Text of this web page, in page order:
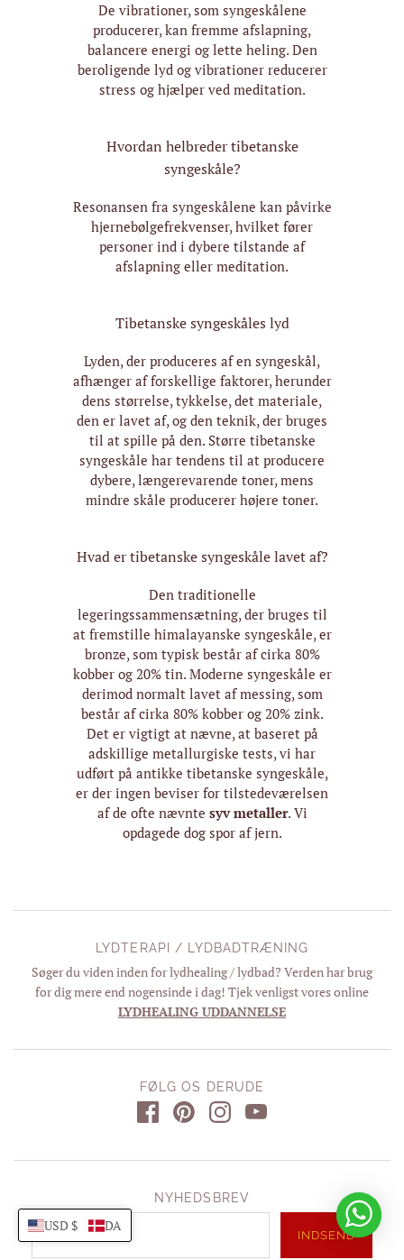
USD $ DA
De vibrationer, som syngeskålene
producerer, kan fremme afslapning,
balancere energi og lette heling. Den
beroligende lyd og vibrationer reducerer
stress og hjælper ved meditation.
Hvordan helbreder tibetanske
syngeskåle?
Resonansen fra syngeskålene kan påvirke
hjernebølgefrekvenser, hvilket fører
personer ind i dybere tilstande af
afslapning eller meditation.
Tibetanske syngeskåles lyd
Lyden, der produceres af en syngeskål,
afhænger af forskellige faktorer, herunder
dens størrelse, tykkelse, det materiale,
den er lavet af, og den teknik, der bruges
til at spille på den. Større tibetanske
syngeskåle har tendens til at producere
dybere, længerevarende toner, mens
mindre skåle producerer højere toner.
Hvad er tibetanske syngeskåle lavet af?
Den traditionelle
legeringssammensætning, der bruges til
at fremstille himalayanske syngeskåle, er
bronze, som typisk består af cirka 80%
kobber og 20% tin. Moderne syngeskåle er
derimod normalt lavet af messing, som
består af cirka 80% kobber og 20% zink.
Det er vigtigt at nævne, at baseret på
adskillige metallurgiske tests, vi har
udført på antikke tibetanske syngeskåle,
er der ingen beviser for tilstedeværelsen
af de ofte nævnte syv metaller. Vi
opdagede dog spor af jern.
LYDTERAPI / LYDBADTRÆNING
Søger du viden inden for lydhealing / lydbad? Verden har brug
for dig mere end nogensinde i dag! Tjek venligst vores online
LYDHEALING UDDANNELSE
FØLG OS DERUDE
NYHEDSBREV